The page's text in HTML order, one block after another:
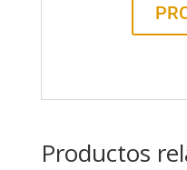
Productos